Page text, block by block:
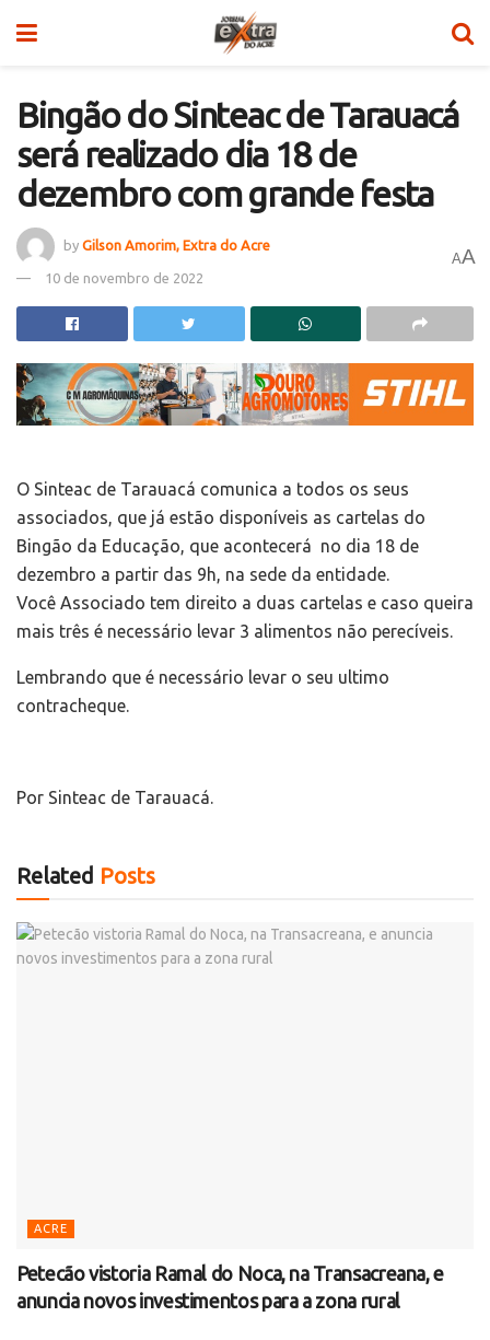
Bingão do Sinteac de Tarauacá
será realizado dia 18 de
dezembro com grande festa
by Gilson Amorim, Extra do Acre
10 de novembro de 2022
AA
O Sinteac de Tarauacá comunica a todos os seus
associados, que já estão disponíveis as cartelas do
Bingão da Educação, que acontecerá no dia 18 de
dezembro a partir das 9h, na sede da entidade.
Você Associado tem direito a duas cartelas e caso queira
mais três é necessário levar 3 alimentos não perecíveis.
Lembrando que é necessário levar o seu ultimo
contracheque.
Por Sinteac de Tarauacá.
Related Posts
ACRE
Petecão vistoria Ramal do Noca, na Transacreana, e
anuncia novos investimentos para a zona rural